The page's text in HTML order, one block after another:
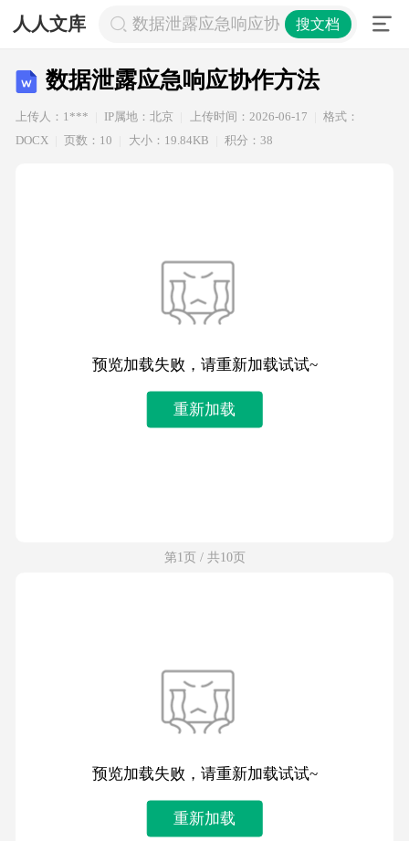
人人文库 数据泄露应急响应协作方法
搜文档
数据泄露应急响应协作方法
上传人：1*** IP属地：北京 上传时间：2026-06-17
格式：
DOCX
页数：10 大小：19.84KB 积分：38
预览加载失败，请重新加载试试~
重新加载
第1页 / 共10页
预览加载失败，请重新加载试试~
重新加载